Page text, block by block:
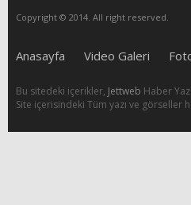
Copyright © 2014. All right reserved.
Anasayfa Video Galeri
Bu sitedeki içerikler, Jettweb Haber
Site içerisindeki Tüm yazı ve